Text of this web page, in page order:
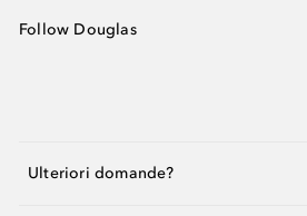
Follow Douglas
Ulteriori domande?